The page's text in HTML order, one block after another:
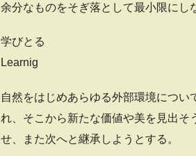
余分なものをそぎ落として最小限にし
学びとる
Learnig
自然をはじめあらゆる外部環境につ
れ、そこから新たな価値や美を見出そ
せ、また次へと継承しようとする。